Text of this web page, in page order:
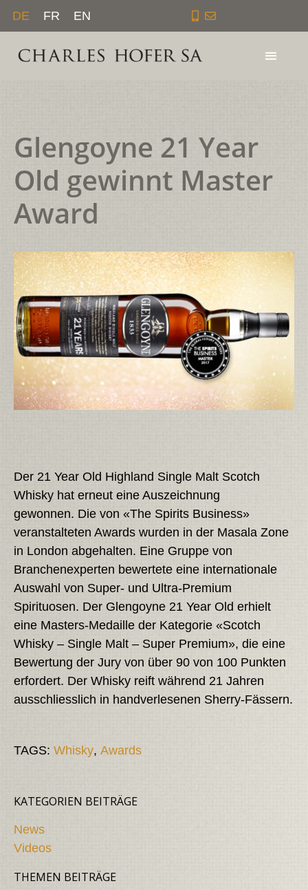
Zum
springen
DE FR EN
Glengoyne 21 Year
Old gewinnt Master
Award
Der 21 Year Old Highland Single Malt Scotch
Whisky hat erneut eine Auszeichnung
gewonnen. Die von «The Spirits Business»
veranstalteten Awards wurden in der Masala Zone
in London abgehalten. Eine Gruppe von
Branchenexperten bewertete eine internationale
Auswahl von Super- und Ultra-Premium
Spirituosen. Der Glengoyne 21 Year Old erhielt
eine Masters-Medaille der Kategorie «Scotch
Whisky – Single Malt – Super Premium», die eine
Bewertung der Jury von über 90 von 100 Punkten
erfordert. Der Whisky reift während 21 Jahren
ausschliesslich in handverlesenen Sherry-Fässern.
TAGS: Whisky, Awards
KATEGORIEN BEITRÄGE
News
Videos
THEMEN BEITRÄGE